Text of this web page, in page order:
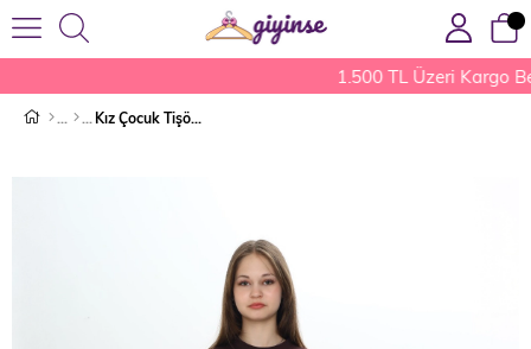
1.500 TL Üzeri Kargo
Kız Çocuk Tişört Pantolon Takımı Kahverengi